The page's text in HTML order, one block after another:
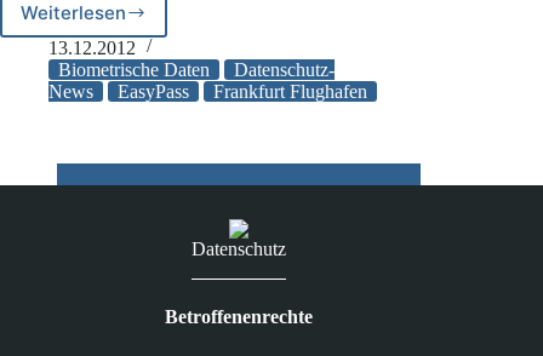
Weiterlesen
Kontrollen
auf
Flughäfen
mit
ausgeweitet
werden
13.12.2012
Biometrische Daten
Datenschutz-
News
EasyPass Frankfurt Flughafen
Datenschutz
Betroffenenrechte